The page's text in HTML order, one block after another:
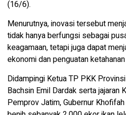
(16/6).
Menurutnya, inovasi tersebut
tidak hanya berfungsi sebagai
keagamaan, tetapi juga dapat
ekonomi dan penguatan
Didampingi Ketua TP PKK
Bachsin Emil Dardak serta jajaran
Pemprov Jatim, Gubernur